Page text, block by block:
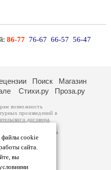
86-77 76-67 66-57 56-47
cookie
сайта.
вы
Поиск
Магазин
Стихи.ру Проза.ру
возможность
произведений в
договора
авторам
возможна
вы можете
Ответственность за
на